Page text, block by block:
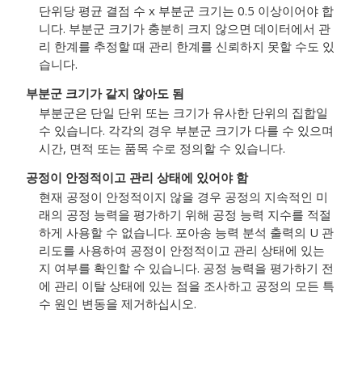
단위당 평균 결점 수 x 부분군 크기는 0.5 이상이어야 합
니다. 부분군 크기가 충분히 크지 않으면 데이터에서 관
리 한계를 추정할 때 관리 한계를 신뢰하지 못할 수도 있
습니다.
부분군 크기가 같지 않아도 됨
부분군은 단일 단위 또는 크기가 유사한 단위의 집합일
수 있습니다. 각각의 경우 부분군 크기가 다를 수 있으며
시간, 면적 또는 품목 수로 정의할 수 있습니다.
공정이 안정적이고 관리 상태에 있어야 함
현재 공정이 안정적이지 않을 경우 공정의 지속적인 미
래의 공정 능력을 평가하기 위해 공정 능력 지수를 적절
하게 사용할 수 없습니다. 포아송 능력 분석 출력의 U 관
리도를 사용하여 공정이 안정적이고 관리 상태에 있는
지 여부를 확인할 수 있습니다. 공정 능력을 평가하기 전
에 관리 이탈 상태에 있는 점을 조사하고 공정의 모든 특
수 원인 변동을 제거하십시오.